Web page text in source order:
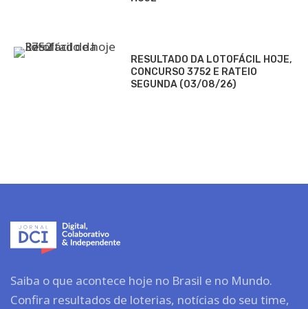
RESULTADO DA LOTOFÁCIL HOJE,
CONCURSO 3752 E RATEIO
SEGUNDA (03/08/26)
Saiba o que acontece hoje no Brasil e no Mundo.
Confira resultados de loterias, notícias do seu time,